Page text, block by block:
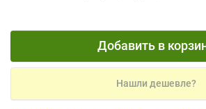
Добавить в
Нашли дешевле?